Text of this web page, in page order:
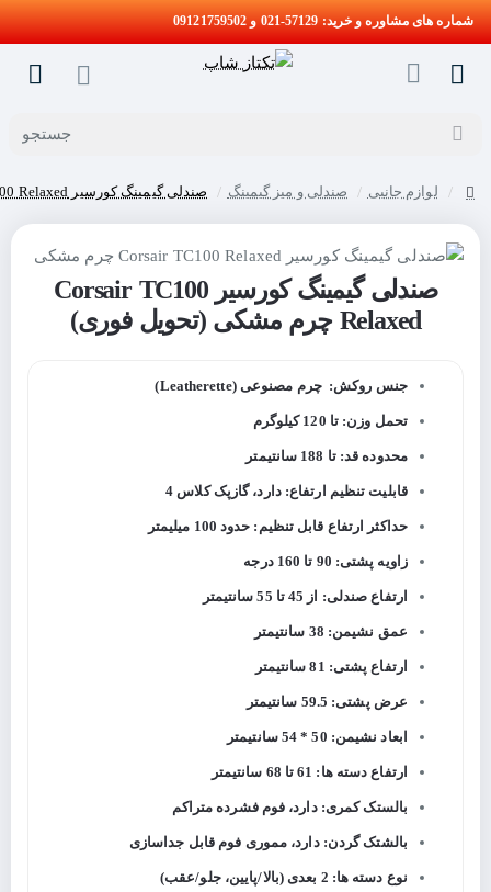
شماره های مشاوره و خرید: 57129-021 و 09121759502
جستجو
لوازم جانبی صندلی و میز گیمینگ صندلی گیمینگ کورسیر Corsair TC100 Relaxed چرم مشکی (تحویل فوری)
حراج
صندلی گیمینگ کورسیر Corsair TC100
Relaxed چرم مشکی (تحویل فوری)
جنس روکش: چرم مصنوعی (Leatherette)
تحمل وزن: تا 120 کیلوگرم
محدوده قد: تا 188 سانتیمتر
قابلیت تنظیم ارتفاع: دارد، گازپک کلاس 4
حداکثر ارتفاع قابل تنظیم: حدود 100 میلیمتر
زاویه پشتی: 90 تا 160 درجه
ارتفاع صندلی: از 45 تا 55 سانتیمتر
عمق نشیمن: 38 سانتیمتر
ارتفاع پشتی: 81 سانتیمتر
عرض پشتی: 59.5 سانتیمتر
ابعاد نشیمن: 50 * 54 سانتیمتر
ارتفاع دسته ها: 61 تا 68 سانتیمتر
بالستک کمری: دارد، فوم فشرده متراکم
بالشتک گردن: دارد، مموری فوم قابل جداسازی
نوع دسته ها: 2 بعدی (بالا/پایین، جلو/عقب)